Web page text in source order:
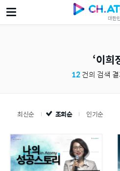
대한
이희
12건의 검색
최신순 조회순 인기순